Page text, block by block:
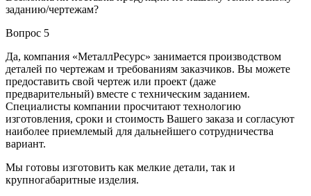
заданию/чертежам?
Вопрос 5
Да, компания «МеталлРесурс» занимается производством
деталей по чертежам и требованиям заказчиков. Вы можете
предоставить свой чертеж или проект (даже
предварительный) вместе с техническим заданием.
Специалисты компании просчитают технологию
изготовления, сроки и стоимость Вашего заказа и согласуют
наиболее приемлемый для дальнейшего сотрудничества
вариант.
Мы готовы изготовить как мелкие детали, так и
крупногабаритные изделия.